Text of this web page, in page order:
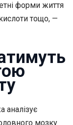
форми життя
тощо, —
аналізує
мозку